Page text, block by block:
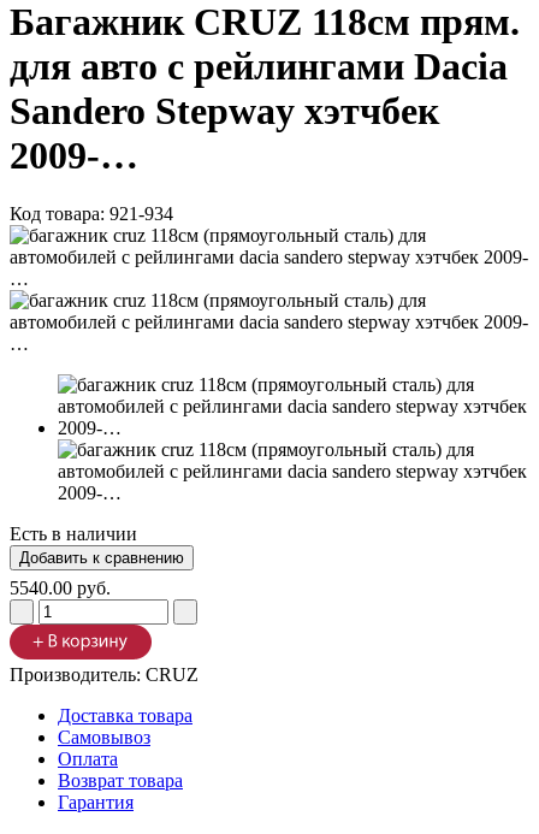
Багажник CRUZ 118см прям.
для авто с рейлингами Dacia
Sandero Stepway хэтчбек
2009-…
Код товара: 921-934
Есть в наличии
5540.00 руб.
Производитель: CRUZ
Доставка товара
Самовывоз
Оплата
Возврат товара
Гарантия